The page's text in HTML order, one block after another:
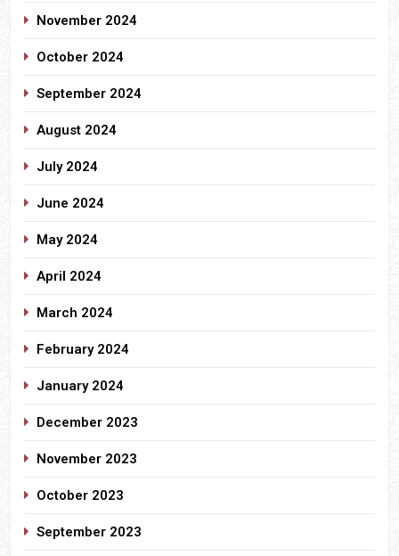
November 2024
October 2024
September 2024
August 2024
July 2024
June 2024
May 2024
April 2024
March 2024
February 2024
January 2024
December 2023
November 2023
October 2023
September 2023